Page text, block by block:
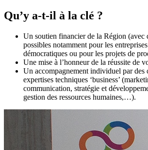
Qu’y a-t-il à la clé ?
Un soutien financier de la Région (avec
possibles notamment pour les
démocratiques ou pour les projets de
Une mise à l’honneur de la réussite de
Un accompagnement individuel par des
expertises techniques ‘business’
communication, stratégie et
gestion des ressources humaines,…).